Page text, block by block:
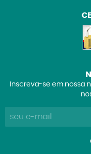
Inscreva-se em nossa